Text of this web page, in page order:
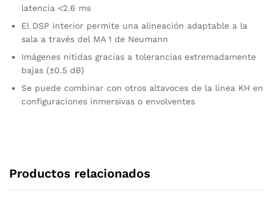
latencia <2.6 ms
El DSP interior permite una alineación adaptable a la
sala a través del MA 1 de Neumann
Imágenes nítidas gracias a tolerancias extremadamente
bajas (±0.5 dB)
Se puede combinar con otros altavoces de la línea KH en
configuraciones inmersivas o envolventes
Productos relacionados